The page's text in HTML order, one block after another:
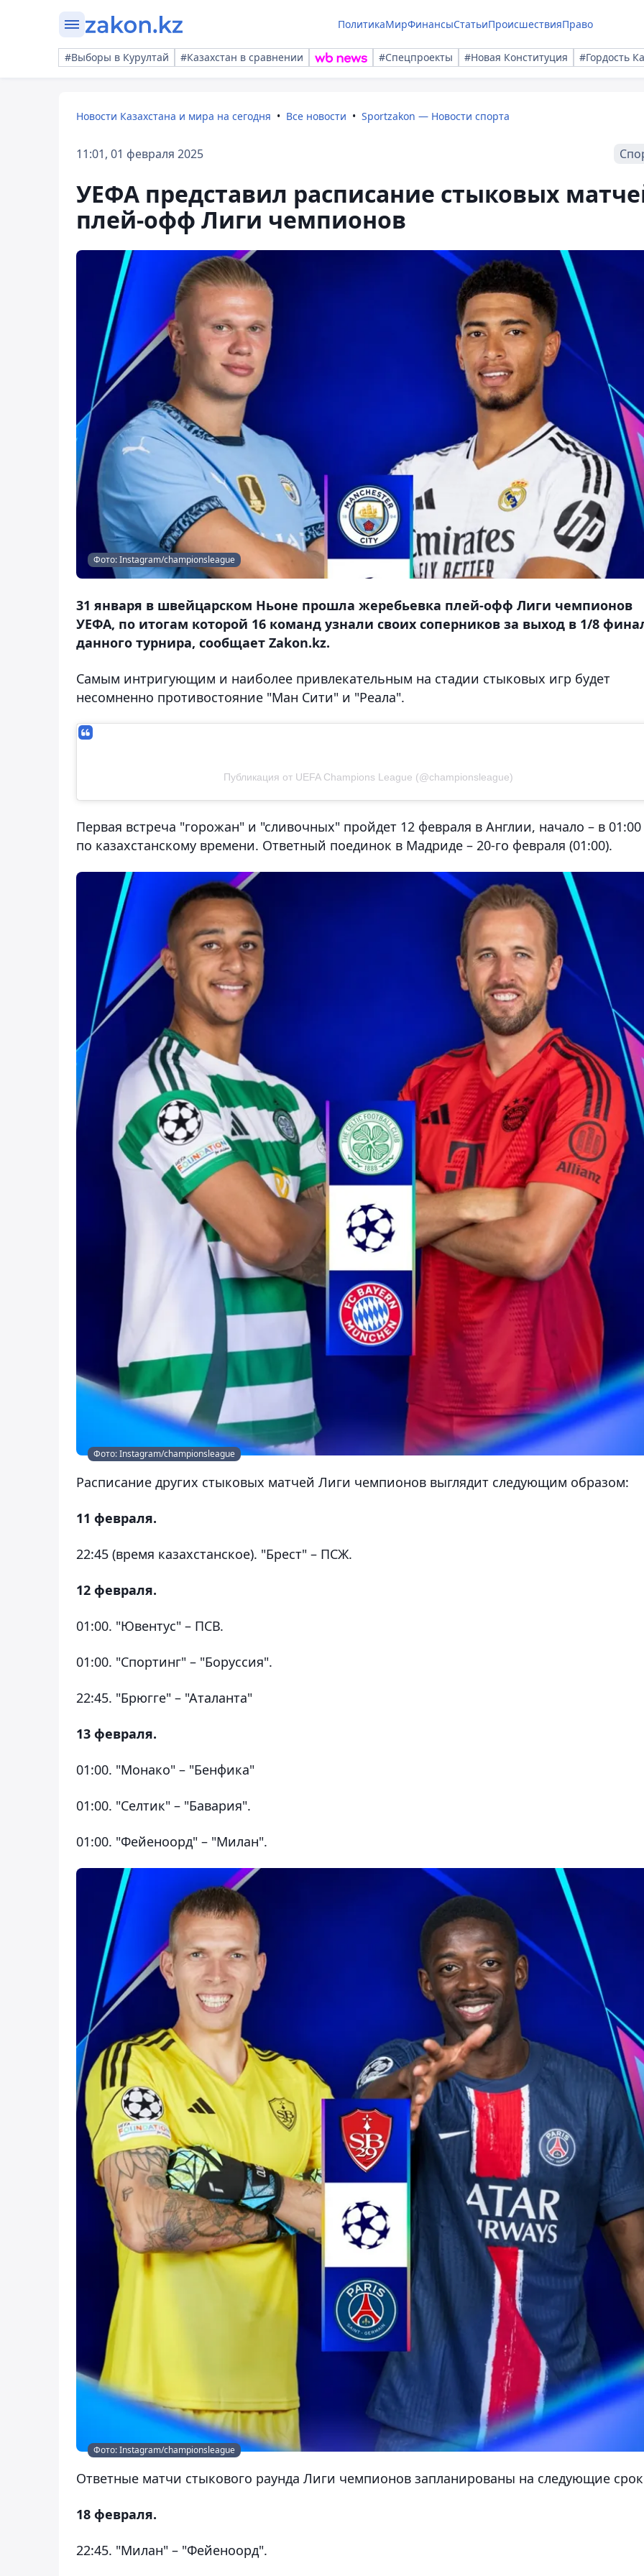
ПолитикаМирФинансыСтатьиПроисшествияПраво
#Выборы в Курултай #Казахстан в сравнении #Спецпроекты #Новая Конституция #Гордость
Новости Казахстана и мира на сегодня Все новости Sportzakon — Новости спорта
11:01, 01 февраля 2025
УЕФА представил расписание стыковых
плей-офф Лиги чемпионов
Фото: Instagram/championsleague
31 января в швейцарском Ньоне прошла жеребьевка плей-офф Лиги чемпионов
УЕФА, по итогам которой 16 команд узнали своих соперников за выход в 1/8
данного турнира, сообщает Zakon.kz.
Самым интригующим и наиболее привлекательным на стадии стыковых игр будет
несомненно противостояние "Ман Сити" и "Реала".
Публикация от UEFA Champions League (@championsleague)
Первая встреча "горожан" и "сливочных" пройдет 12 февраля в Англии, начало – в 01:00
по казахстанскому времени. Ответный поединок в Мадриде – 20-го февраля (01:00).
Фото: Instagram/championsleague
Расписание других стыковых матчей Лиги чемпионов выглядит следующим образом:
11 февраля.
22:45 (время казахстанское). "Брест" – ПСЖ.
12 февраля.
01:00. "Ювентус" – ПСВ.
01:00. "Спортинг" – "Боруссия".
22:45. "Брюгге" – "Аталанта"
13 февраля.
01:00. "Монако" – "Бенфика"
01:00. "Селтик" – "Бавария".
01:00. "Фейеноорд" – "Милан".
Фото: Instagram/championsleague
Ответные матчи стыкового раунда Лиги чемпионов запланированы на следующие
18 февраля.
22:45. "Милан" – "Фейеноорд".